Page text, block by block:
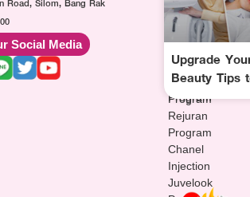
Social Media
Program
MesoFat
Program
Program
Sculptra
HArmonyCa
Injection
Program
Injection
Program
drip
Injection
Program
Rejuran
Program
Chanel
Injection
Juvelook
Upgrade
Beauty Tips